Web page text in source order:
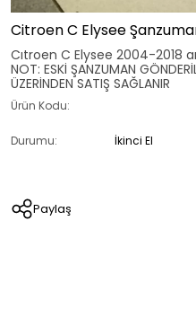
Citroen C Elysee
Cıtroen C Elysee 2004-2018
NOT: ESKİ ŞANZUMAN
ÜZERİNDEN SATIŞ SAĞLANIR
Ürün Kodu:
Durumu: İkinci El
Paylaş